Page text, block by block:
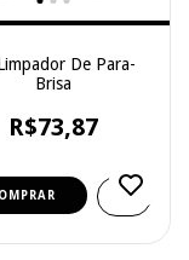
De Para-
Brisa
R$73,87